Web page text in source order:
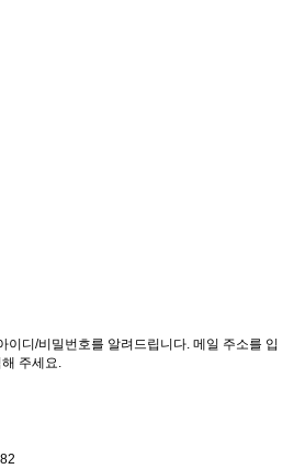
이디/비밀번호를 알려드립니다. 메일 주소를 입
주세요.